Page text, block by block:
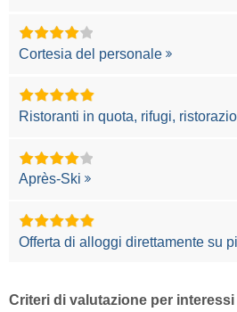
Cortesia del personale
Ristoranti in quota, rifugi,
Après-Ski
Offerta di alloggi direttamente su
Criteri di valutazione per